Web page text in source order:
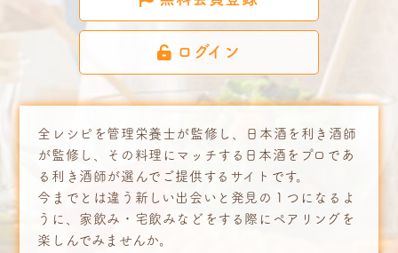
ログイン
全レシピを管理栄養士が監修し、日本酒を利き酒師
が監修し、その料理にマッチする日本酒をプロであ
る利き酒師が選んでご提供するサイトです。
今までとは違う新しい出会いと発見の１つになるよ
うに、家飲み・宅飲みなどをする際にペアリングを
楽しんでみませんか。